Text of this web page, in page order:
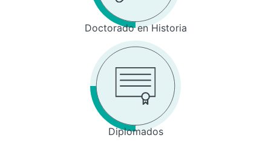
Doctorado en Historia
Diplomados